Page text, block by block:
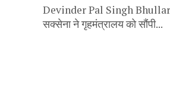
Devinder Pal Singh Bhullar:
सक्सेना ने गृहमंत्रालय को सौंपी...